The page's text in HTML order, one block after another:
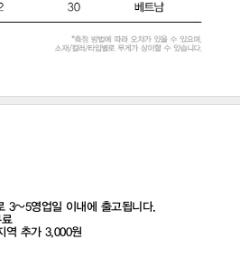
3~5영업일 이내에 출고됩니다.
역 추가 3,000원